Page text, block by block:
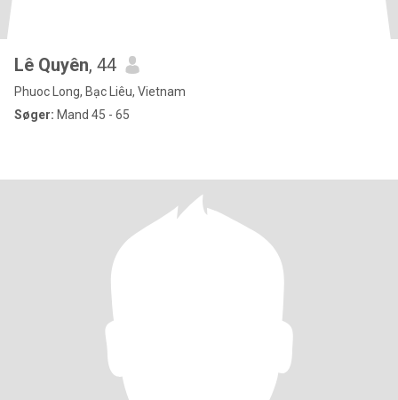
Lê Quyên, 44
Phuoc Long, Bạc Liêu, Vietnam
Søger: Mand 45 - 65